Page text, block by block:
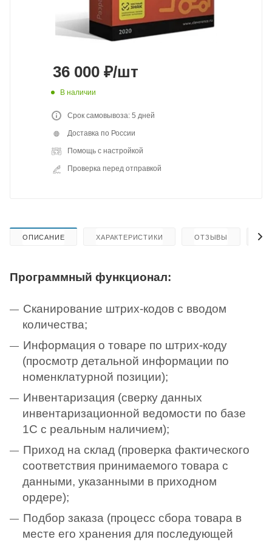
36 000 ₽/шт
В наличии
Срок самовывоза: 5 дней
Доставка по России
Помощь с настройкой
Проверка перед отправкой
ОПИСАНИЕ ХАРАКТЕРИСТИКИ ОТЗЫВЫ
Программный функционал:
Сканирование штрих-кодов с вводом
количества;
Информация о товаре по штрих-коду
(просмотр детальной информации по
номенклатурной позиции);
Инвентаризация (сверку данных
инвентаризационной ведомости по базе
1С с реальным наличием);
Приход на склад (проверка фактического
соответствия принимаемого товара с
данными, указанными в приходном
ордере);
Подбор заказа (процесс сбора товара в
месте его хранения для последующей